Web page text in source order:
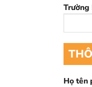
Trường
Họ tên